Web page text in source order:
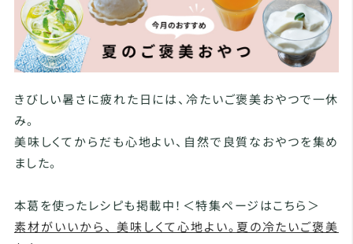
きびしい暑さに疲れた日には、冷たいご褒美おやつで一休
み。
美味しくてからだも心地よい、自然で良質なおやつを集め
ました。
本葛を使ったレシピも掲載中！＜特集ページはこちら＞
素材がいいから、 美味しくて心地よい。夏の冷たいご褒美